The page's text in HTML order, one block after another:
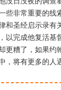
非常重要的线索
和圣经启示录有
以完成他复活基
更糟了，如果约
，将有更多的人